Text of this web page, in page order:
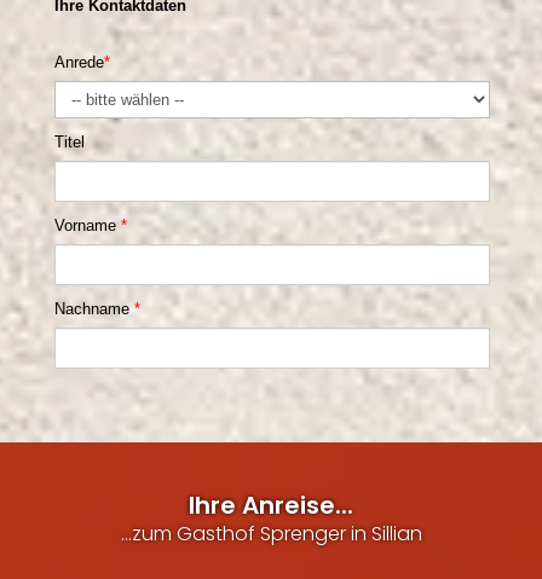
Ihre Anreise...
...zum Gasthof Sprenger in Sillian